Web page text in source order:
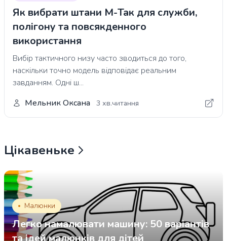
Як вибрати штани М-Так для служби,
полігону та повсякденного
використання
Вибір тактичного низу часто зводиться до того,
наскільки точно модель відповідає реальним
завданням. Одні ш...
Мельник Оксана
3 хв.читання
Цікавеньке
Малюнки
Легко намалювати машину: 50 варіантів